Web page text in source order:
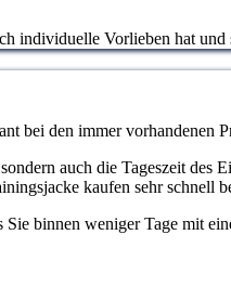
individuelle Vorlieben hat
bei den immer vorhandenen
auch die Tageszeit
kaufen sehr schnell
binnen weniger Tage mit